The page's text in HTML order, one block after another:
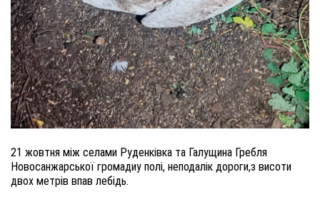
21 жовтня між селами Руденківка та Галущина Гребля
Новосанжарської громадиу полі, неподалік дороги,з висоти
двох метрів впав лебідь.